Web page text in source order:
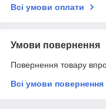
Всі умови оплати
Умови повернення
Повернення товару
Всі умови повернення